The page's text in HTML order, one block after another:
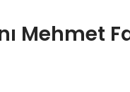
Mehmet